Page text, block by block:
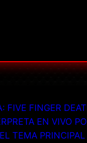
FIVE FINGER
EN VIVO
TEMA